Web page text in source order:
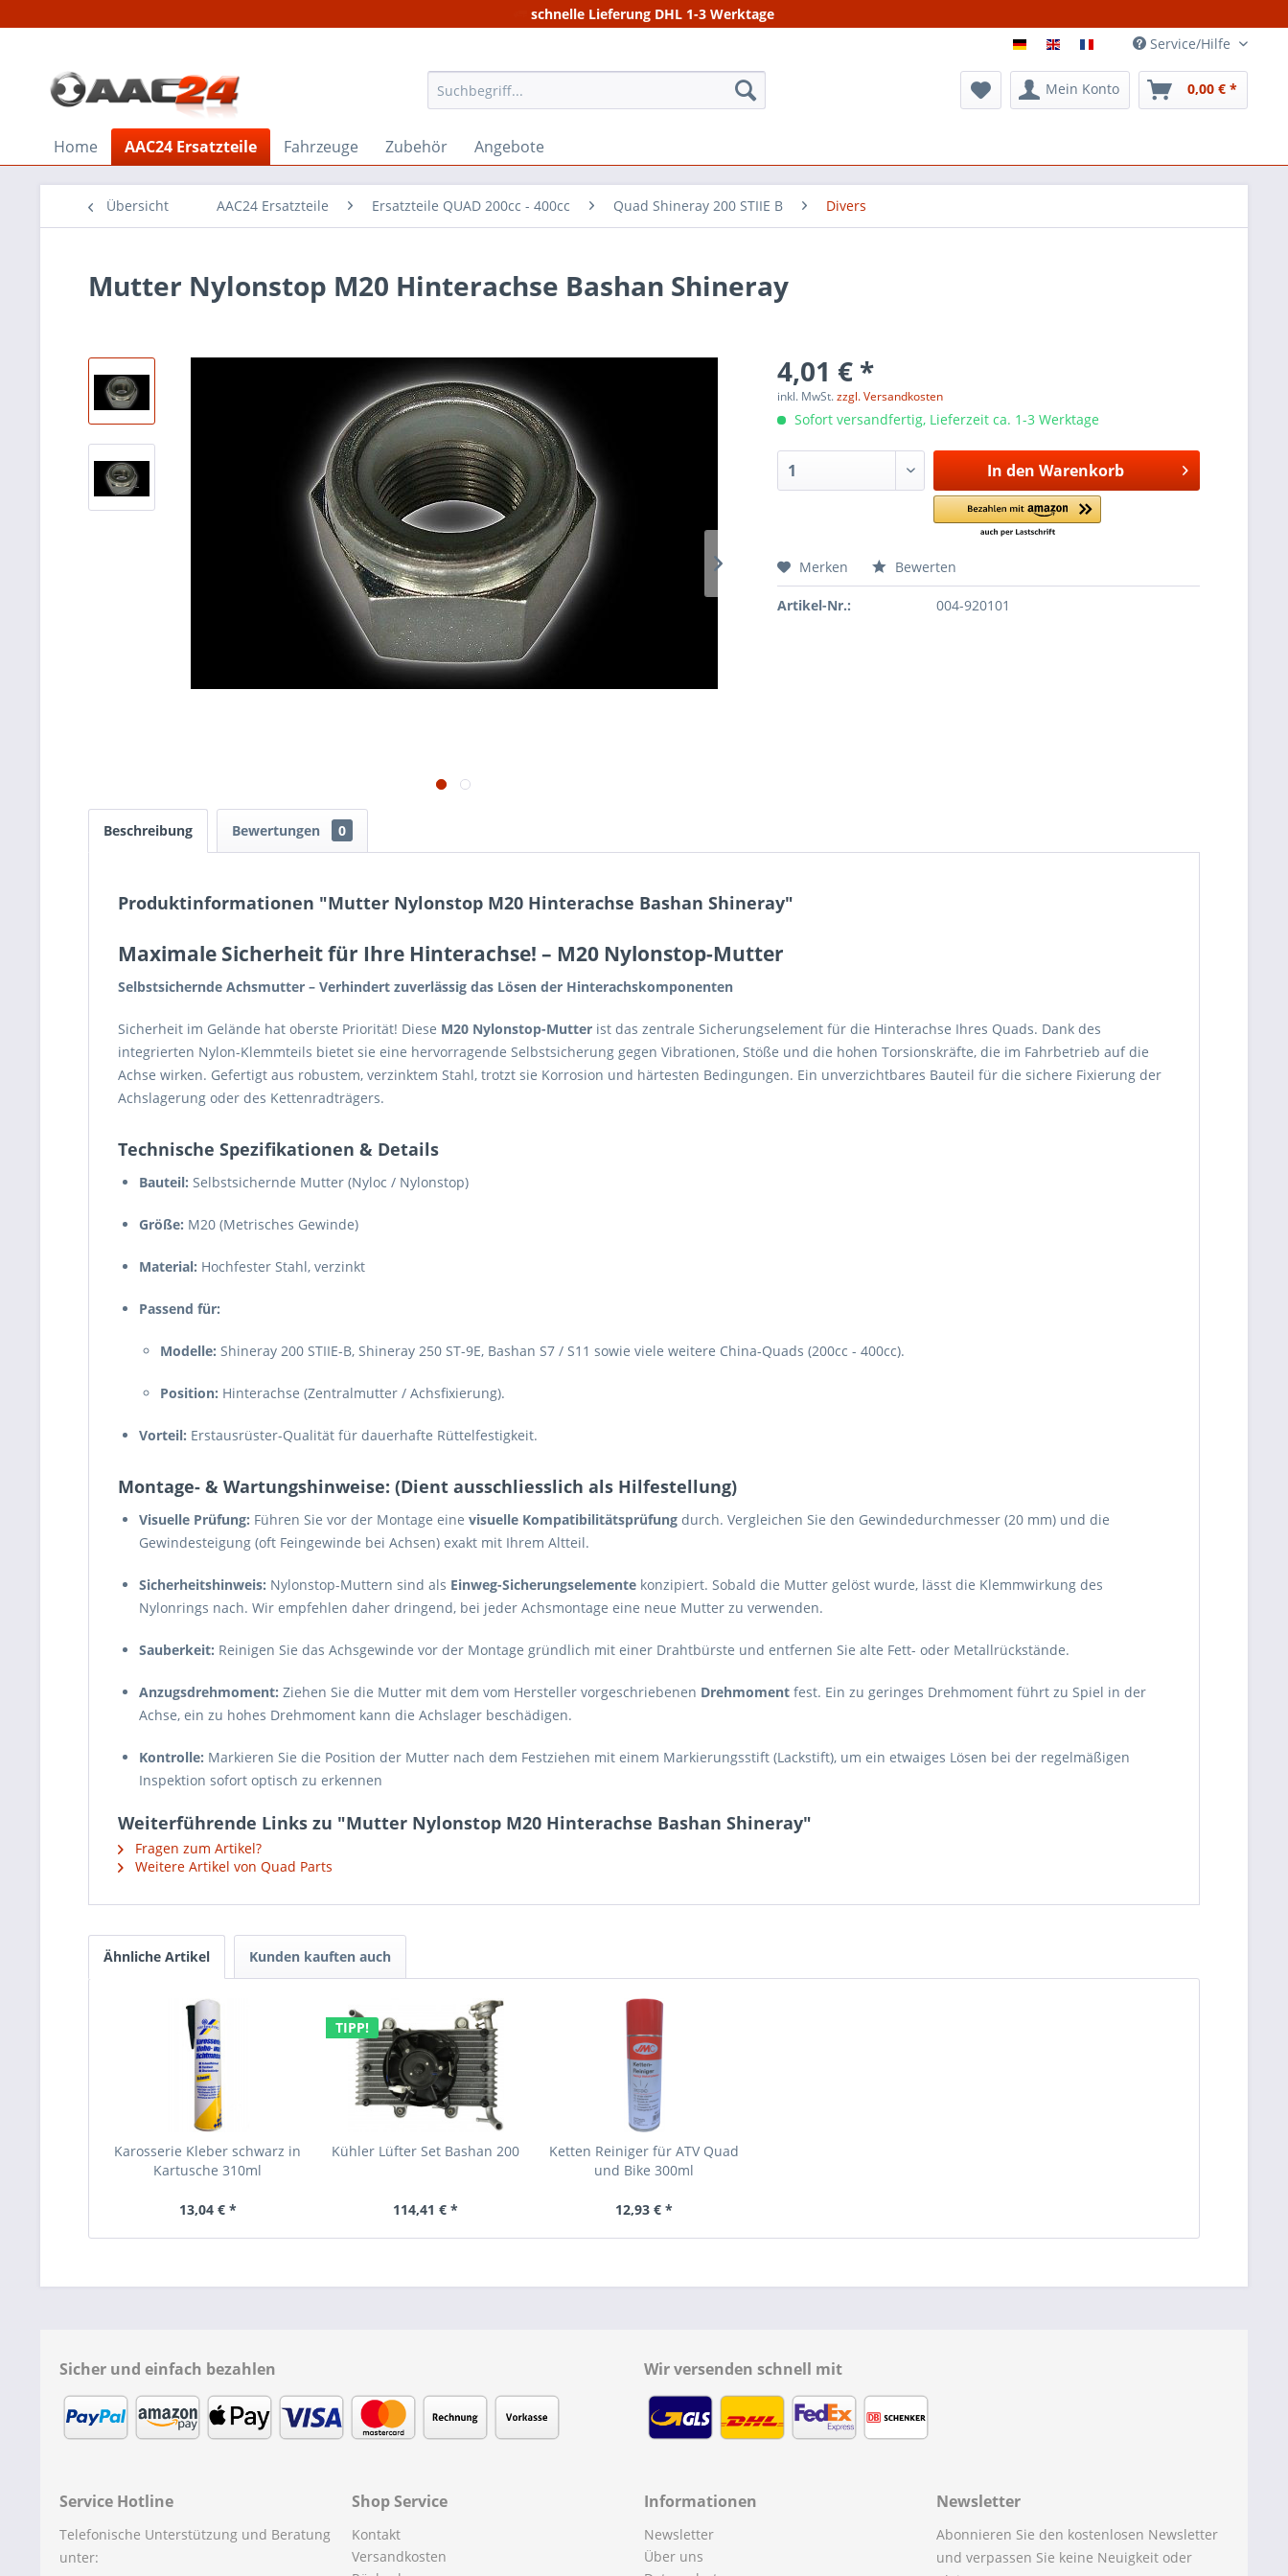
schnelle Lieferung DHL 1-3 Werktage
Service/Hilfe
Mein Konto 0,00 € *
Home AAC24 Ersatzteile Fahrzeuge Zubehör Angebote
Übersicht AAC24 Ersatzteile Ersatzteile QUAD 200cc - 400cc Quad Shineray 200 STIIE B Divers
Mutter Nylonstop M20 Hinterachse Bashan Shineray
4,01 € *
inkl. MwSt.zzgl. Versandkosten
Sofort versandfertig, Lieferzeit ca. 1-3 Werktage
In den Warenkorb
Merken Bewerten
Artikel-Nr.: 004-920101
Beschreibung Bewertungen 0
Produktinformationen "Mutter Nylonstop M20 Hinterachse Bashan Shineray"
Maximale Sicherheit für Ihre Hinterachse! – M20 Nylonstop-Mutter
Selbstsichernde Achsmutter – Verhindert zuverlässig das Lösen der Hinterachskomponenten
Sicherheit im Gelände hat oberste Priorität! Diese M20 Nylonstop-Mutter ist das zentrale Sicherungselement für die Hinterachse Ihres Quads. Dank des
integrierten Nylon-Klemmteils bietet sie eine hervorragende Selbstsicherung gegen Vibrationen, Stöße und die hohen Torsionskräfte, die im Fahrbetrieb auf die
Achse wirken. Gefertigt aus robustem, verzinktem Stahl, trotzt sie Korrosion und härtesten Bedingungen. Ein unverzichtbares Bauteil für die sichere Fixierung der
Achslagerung oder des Kettenradträgers.
Technische Spezifikationen & Details
Bauteil: Selbstsichernde Mutter (Nyloc / Nylonstop)
Größe: M20 (Metrisches Gewinde)
Material: Hochfester Stahl, verzinkt
Passend für:
Modelle: Shineray 200 STIIE-B, Shineray 250 ST-9E, Bashan S7 / S11 sowie viele weitere China-Quads (200cc - 400cc).
Position: Hinterachse (Zentralmutter / Achsfixierung).
Vorteil: Erstausrüster-Qualität für dauerhafte Rüttelfestigkeit.
Montage- & Wartungshinweise: (Dient ausschliesslich als Hilfestellung)
Visuelle Prüfung: Führen Sie vor der Montage eine visuelle Kompatibilitätsprüfung durch. Vergleichen Sie den Gewindedurchmesser (20 mm) und die
Gewindesteigung (oft Feingewinde bei Achsen) exakt mit Ihrem Altteil.
Sicherheitshinweis: Nylonstop-Muttern sind als Einweg-Sicherungselemente konzipiert. Sobald die Mutter gelöst wurde, lässt die Klemmwirkung des
Nylonrings nach. Wir empfehlen daher dringend, bei jeder Achsmontage eine neue Mutter zu verwenden.
Sauberkeit: Reinigen Sie das Achsgewinde vor der Montage gründlich mit einer Drahtbürste und entfernen Sie alte Fett- oder Metallrückstände.
Anzugsdrehmoment: Ziehen Sie die Mutter mit dem vom Hersteller vorgeschriebenen Drehmoment fest. Ein zu geringes Drehmoment führt zu Spiel in der
Achse, ein zu hohes Drehmoment kann die Achslager beschädigen.
Kontrolle: Markieren Sie die Position der Mutter nach dem Festziehen mit einem Markierungsstift (Lackstift), um ein etwaiges Lösen bei der regelmäßigen
Inspektion sofort optisch zu erkennen
Weiterführende Links zu "Mutter Nylonstop M20 Hinterachse Bashan Shineray"
Fragen zum Artikel?
Weitere Artikel von Quad Parts
Ähnliche Artikel Kunden kauften auch
Karosserie Kleber schwarz in
Kartusche 310ml
13,04 € *
TIPP!
Kühler Lüfter Set Bashan 200
114,41 € *
Ketten Reiniger für ATV Quad
und Bike 300ml
12,93 € *
Sicher und einfach bezahlen Wir versenden schnell mit
Service Hotline
Telefonische Unterstützung und Beratung
unter:
Shop Service
Kontakt
Versandkosten
Informationen
Newsletter
Über uns
Newsletter
Abonnieren Sie den kostenlosen Newsletter
und verpassen Sie keine Neuigkeit oder